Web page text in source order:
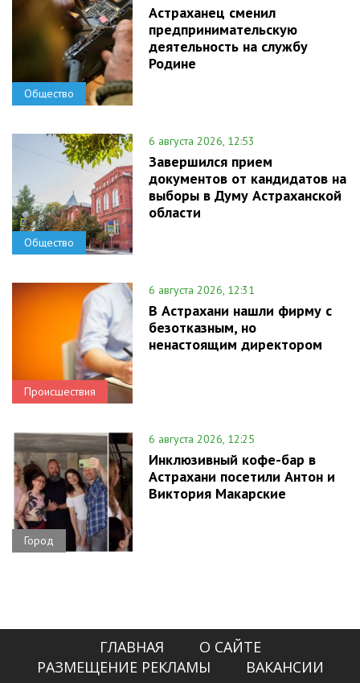
Общество
Астраханец сменил
предпринимательскую
деятельность на службу
Родине
Общество
6 августа 2026, 12:53
Завершился прием
документов от кандидатов на
выборы в Думу Астраханской
области
Происшествия
6 августа 2026, 12:31
В Астрахани нашли фирму с
безотказным, но
ненастоящим директором
Город
6 августа 2026, 12:25
Инклюзивный кофе-бар в
Астрахани посетили Антон и
Виктория Макарские
ГЛАВНАЯ
О САЙТЕ
РАЗМЕЩЕНИЕ РЕКЛАМЫ
ВАКАНСИИ